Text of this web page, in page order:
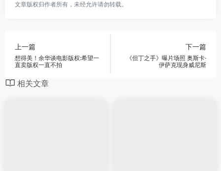
文章版权归作者所有，未经允许请勿转载。
上一篇
想得美！余华谈电影版权:希望一
直卖版权一直不拍
下一篇
《但丁之手》曝片场照 奥斯卡·
伊萨克现身威尼斯
相关文章